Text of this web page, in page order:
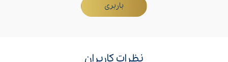
باربری
نظرات کاربران